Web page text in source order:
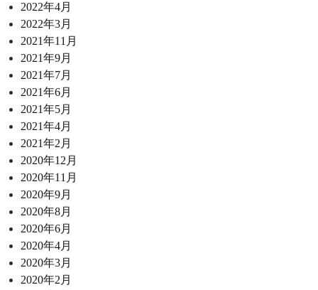
2022年4月
2022年3月
2021年11月
2021年9月
2021年7月
2021年6月
2021年5月
2021年4月
2021年2月
2020年12月
2020年11月
2020年9月
2020年8月
2020年6月
2020年4月
2020年3月
2020年2月